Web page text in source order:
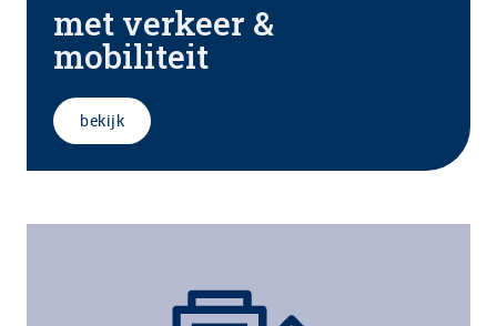
met verkeer &
mobiliteit
bekijk